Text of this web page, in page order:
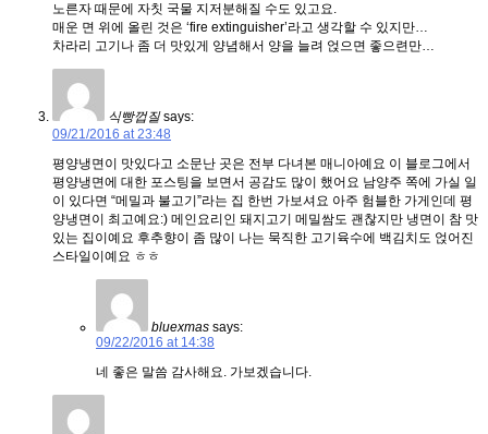
노른자 때문에 자칫 국물 지저분해질 수도 있고요.
매운 면 위에 올린 것은 ‘fire extinguisher’라고 생각할 수 있지만…
차라리 고기나 좀 더 맛있게 양념해서 양을 늘려 얹으면 좋으련만…
식빵껍질 says:
09/21/2016 at 23:48
평양냉면이 맛있다고 소문난 곳은 전부 다녀본 매니아예요 이 블로그에서
평양냉면에 대한 포스팅을 보면서 공감도 많이 했어요 남양주 쪽에 가실 일
이 있다면 “메밀과 불고기”라는 집 한번 가보셔요 아주 험블한 가게인데 평
양냉면이 최고예요:) 메인요리인 돼지고기 메밀쌈도 괜찮지만 냉면이 참 맛
있는 집이예요 후추향이 좀 많이 나는 묵직한 고기육수에 백김치도 얹어진
스타일이예요 ㅎㅎ
bluexmas says:
09/22/2016 at 14:38
네 좋은 말씀 감사해요. 가보겠습니다.